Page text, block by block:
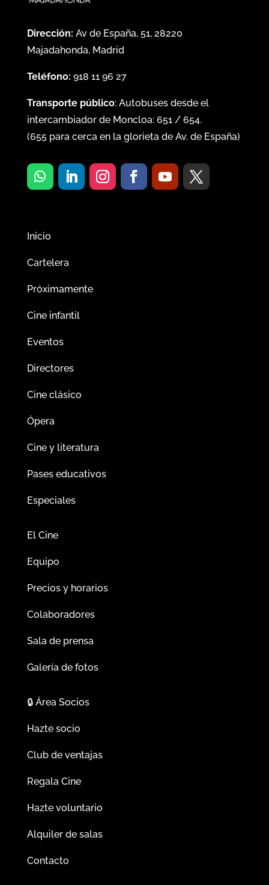
Dirección: Av de España, 51, 28220
Majadahonda, Madrid
Teléfono: 918 11 96 27
Transporte público: Autobuses desde el
intercambiador de Moncloa: 651/ 654.
(655para cerca en la glorieta de Av. de España)
Inicio
Cartelera
Próximamente
Cine infantil
Eventos
Directores
Cine clásico
Ópera
Cine y literatura
Pases educativos
Especiales
El Cine
Equipo
Precios y horarios
Colaboradores
Sala de prensa
Galería de fotos
🔒Área Socios
Hazte socio
Club de ventajas
Regala Cine
Hazte voluntario
Alquiler de salas
Contacto